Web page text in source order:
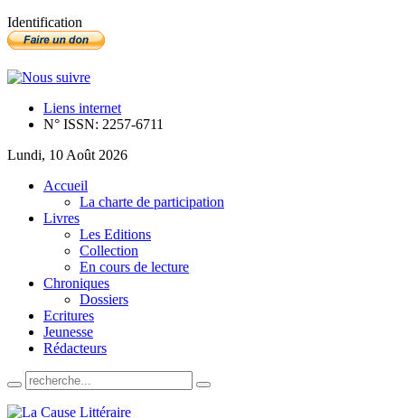
Identification
Liens internet
N° ISSN: 2257-6711
Lundi, 10 Août 2026
Accueil
La charte de participation
Livres
Les Editions
Collection
En cours de lecture
Chroniques
Dossiers
Ecritures
Jeunesse
Rédacteurs